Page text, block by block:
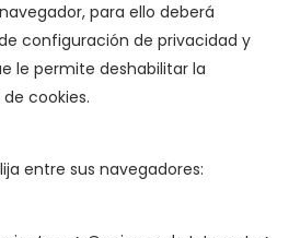
para ello deberá
configuración de privacidad y
le permite deshabilitar la
cookies.
entre sus navegadores: